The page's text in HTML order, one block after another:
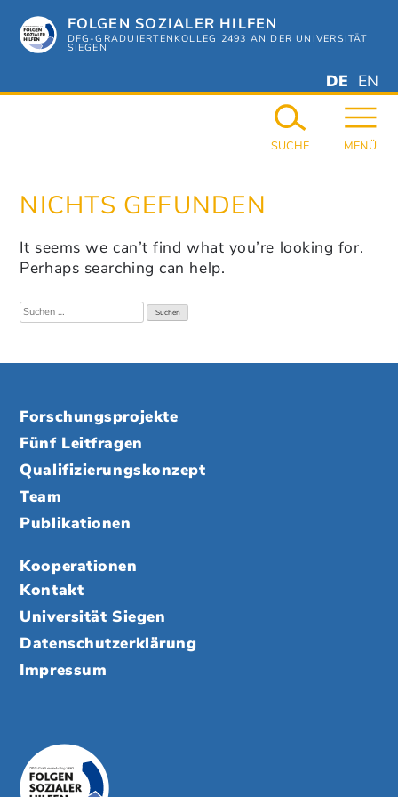
Hauptinhalt
springen
FOLGEN SOZIALER HILFEN
DFG-GRADUIERTENKOLLEG 2493 AN DER UNIVERSITÄT
SIEGEN
DEUTSCH
GERMAN
DE EN
MENÜ
SUCHE
NICHTS GEFUNDEN
It seems we can’t find what you’re looking for.
Perhaps searching can help.
Suchen
nach:
Forschungsprojekte
Fünf Leitfragen
Qualifizierungskonzept
Team
Publikationen
Kooperationen
Kontakt
Universität Siegen
Datenschutzerklärung
Impressum